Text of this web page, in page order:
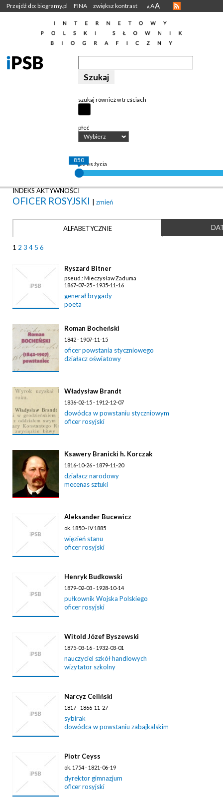
Przejdź do: biogramy.pl FINA zwiększ kontrast A AA
szukaj również w treściach
płeć
Wybierz
okres życia
850
INDEKS AKTYWNOŚCI
OFICER ROSYJSKI | zmień
ALFABETYCZNIE
1 2 3 4 5 6
Ryszard Bitner
pseud.: Mieczysław Zaduma
1867-07-25 - 1935-11-16
generał brygady
poeta
Roman Bocheński
1842 - 1907-11-15
oficer powstania styczniowego
działacz oświatowy
Władysław Brandt
1836-02-15 - 1912-12-07
dowódca w powstaniu styczniowym
oficer rosyjski
Ksawery Branicki h. Korczak
1816-10-26 - 1879-11-20
działacz narodowy
mecenas sztuki
Aleksander Bucewicz
ok. 1850 - IV 1885
więzień stanu
oficer rosyjski
Henryk Budkowski
1879-02-03 - 1928-10-14
pułkownik Wojska Polskiego
oficer rosyjski
Witold Józef Byszewski
1875-03-16 - 1932-03-01
nauczyciel szkół handlowych
wizytator szkolny
Narcyz Celiński
1817 - 1866-11-27
sybirak
dowódca w powstaniu zabajkalskim
Piotr Ceyss
ok. 1754 - 1821-06-19
dyrektor gimnazjum
oficer rosyjski